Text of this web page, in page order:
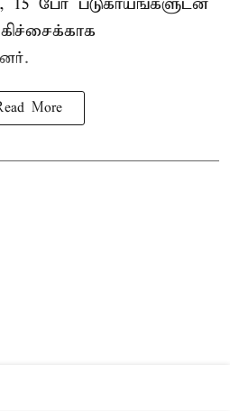
15 பேர் படுகாயங்களுடன்
More